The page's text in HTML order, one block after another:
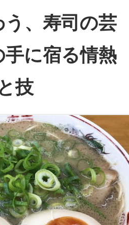
、寿司の芸
に宿る情熱
と技